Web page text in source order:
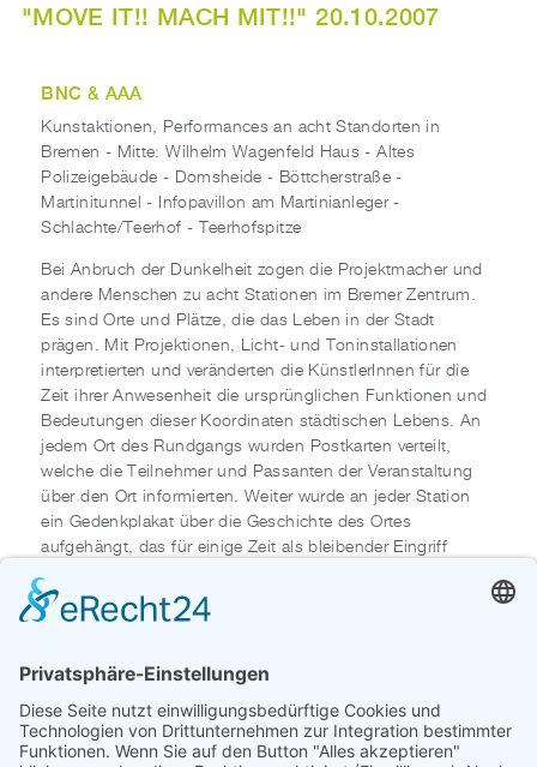
"MOVE IT!! MACH MIT!!" 20.10.2007
BNC & AAA
Kunstaktionen, Performances an acht Standorten in
Bremen - Mitte: Wilhelm Wagenfeld Haus - Altes
Polizeigebäude - Domsheide - Böttcherstraße -
Martinitunnel - Infopavillon am Martinianleger -
Schlachte/Teerhof - Teerhofspitze
Bei Anbruch der Dunkelheit zogen die Projektmacher und
andere Menschen zu acht Stationen im Bremer Zentrum.
Es sind Orte und Plätze, die das Leben in der Stadt
prägen. Mit Projektionen, Licht- und Toninstallationen
interpretierten und veränderten die KünstlerInnen für die
Zeit ihrer Anwesenheit die ursprünglichen Funktionen und
Bedeutungen dieser Koordinaten städtischen Lebens. An
jedem Ort des Rundgangs wurden Postkarten verteilt,
welche die Teilnehmer und Passanten der Veranstaltung
über den Ort informierten. Weiter wurde an jeder Station
ein Gedenkplakat über die Geschichte des Ortes
aufgehängt, das für einige Zeit als bleibender Eingriff
move.it!! hinterfragte mit diesem Projekt die Rolle der
Produktion von Lebensstilen und Identitäten. Die
KünstlerInnen thematisierten kritisch Imagekampagnen
und Inszenierungen öffentlicher Räume, durch die der
Stadtraum in Gefahr gerät, zu einem monofunktionalen